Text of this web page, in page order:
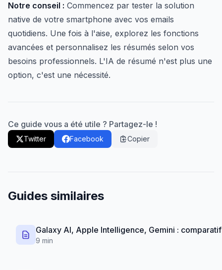
Notre conseil : Commencez par tester la solution
native de votre smartphone avec vos emails
quotidiens. Une fois à l'aise, explorez les fonctions
avancées et personnalisez les résumés selon vos
besoins professionnels. L'IA de résumé n'est plus une
option, c'est une nécessité.
Ce guide vous a été utile ? Partagez-le !
Twitter Facebook Copier
Guides similaires
Galaxy AI, Apple Intelligence, Gemini :
9 min